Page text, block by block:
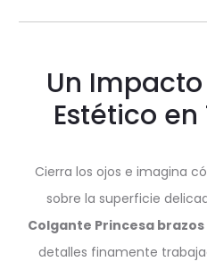
Un
Estético en
Cierra los ojos e imagina
sobre la superficie
Colgante Princesa
detalles finamente